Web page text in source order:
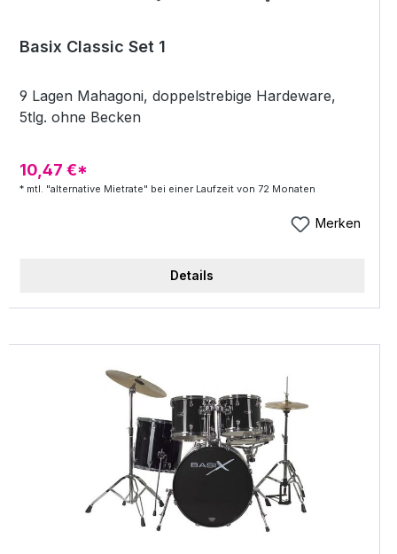
Basix Classic Set 1
9 Lagen Mahagoni, doppelstrebige Hardeware,
5tlg. ohne Becken
10,47 €*
* mtl. "alternative Mietrate" bei einer Laufzeit von 72 Monaten
Merken
Details